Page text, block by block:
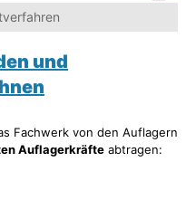
und
Fachwerk von den Auflagern
Auflagerkräfte abtragen: